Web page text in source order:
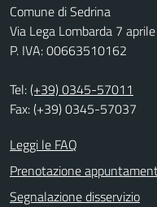
Comune di Sedrina
Via Lega Lombarda 7
P. IVA: 00663510162
Tel:(+39) 0345-57011
Fax: (+39) 0345-57037
Leggi le FAQ
Prenotazione
Segnalazione disservizio